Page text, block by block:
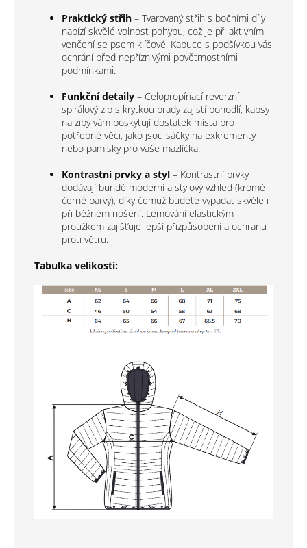
Praktický střih – Tvarovaný střih s bočními díly
nabízí skvělé volnost pohybu, což je při aktivním
venčení se psem klíčové. Kapuce s podšívkou vás
ochrání před nepříznivými povětrnostními
podmínkami.
Funkční detaily – Celopropínací reverzní
spirálový zip s krytkou brady zajistí pohodlí, kapsy
na zipy vám poskytují dostatek místa pro
potřebné věci, jako jsou sáčky na exkrementy
nebo pamlsky pro vaše mazlíčka.
Kontrastní prvky a styl – Kontrastní prvky
dodávají bundě moderní a stylový vzhled (kromě
černé barvy), díky čemuž budete vypadat skvěle i
při běžném nošení. Lemování elastickým
proužkem zajišťuje lepší přizpůsobení a ochranu
proti větru.
Tabulka velikostí: